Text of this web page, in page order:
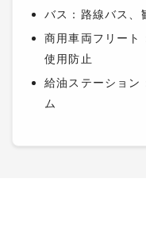
バス：路線バス、
商用車両フリート
使用防止
給油ステーション
ム